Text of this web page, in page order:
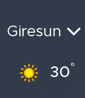
Giresun
30°